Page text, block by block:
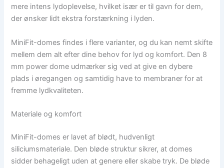
mere intens lydoplevelse, hvilket især er til gavn for dem,
der ønsker lidt ekstra forstærkning i lyden.
MiniFit-domes findes i flere varianter, og du kan nemt skifte
mellem dem alt efter dine behov for lyd og komfort. Den 8
mm power dome udmærker sig ved at give en dybere
plads i øregangen og samtidig have to membraner for at
fremme lydkvaliteten.
Materiale og komfort
MiniFit-domes er lavet af blødt, hudvenligt
siliciumsmateriale. Den bløde struktur sikrer, at domes
sidder behageligt uden at genere eller skabe tryk. De bløde